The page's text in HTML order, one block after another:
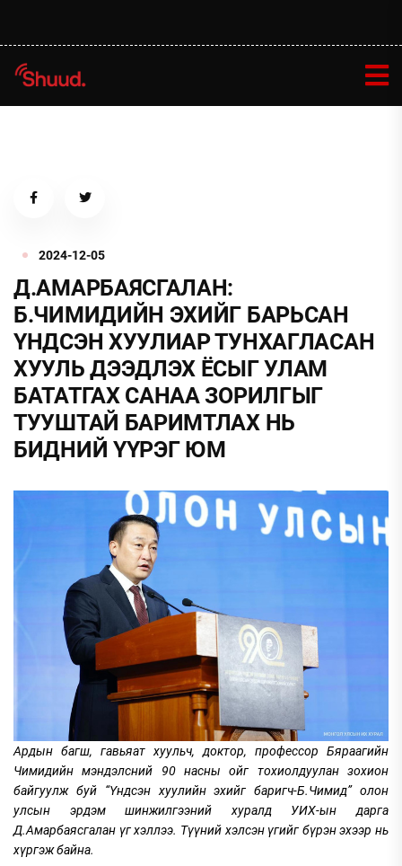
2024-12-05
Д.АМАРБАЯСГАЛАН:
Б.ЧИМИДИЙН ЭХИЙГ БАРЬСАН
ҮНДСЭН ХУУЛИАР ТУНХАГЛАСАН
ХУУЛЬ ДЭЭДЛЭХ ЁСЫГ УЛАМ
БАТАТГАХ САНАА ЗОРИЛГЫГ
ТУУШТАЙ БАРИМТЛАХ НЬ
БИДНИЙ ҮҮРЭГ ЮМ
Ардын багш, гавьяат хуульч, доктор, профессор Бяраагийн
Чимидийн мэндэлсний 90 насны ойг тохиолдуулан зохион
байгуулж буй “Үндсэн хуулийн эхийг баригч-Б.Чимид” олон
улсын эрдэм шинжилгээний хуралд УИХ-ын дарга
Д.Амарбаясгалан үг хэллээ. Түүний хэлсэн үгийг бүрэн эхээр нь
хүргэж байна.